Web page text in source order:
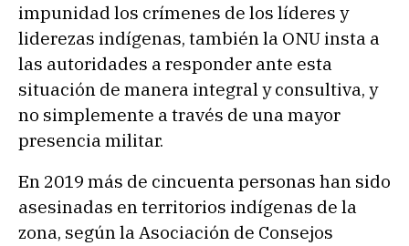
impunidad los crímenes de los líderes y
liderezas indígenas, también la ONU insta a
las autoridades a responder ante esta
situación de manera integral y consultiva, y
no simplemente a través de una mayor
presencia militar.
En 2019 más de cincuenta personas han sido
asesinadas en territorios indígenas de la
zona, según la Asociación de Consejos